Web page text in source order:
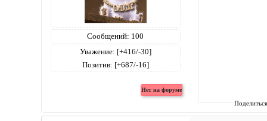
Сообщений: 100
Уважение: [+416/-30]
Позитив: [+687/-16]